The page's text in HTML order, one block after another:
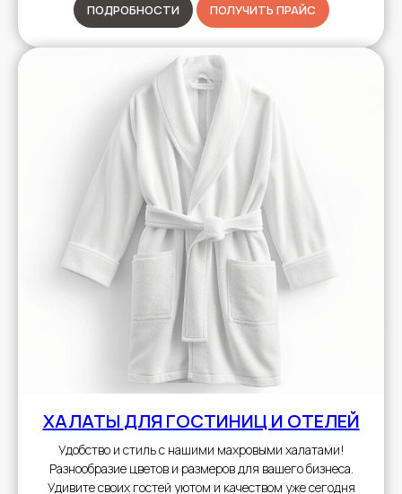
ПОДРОБНОСТИ ПОЛУЧИТЬ ПРАЙС
ХАЛАТЫ ДЛЯ ГОСТИНИЦ И ОТЕЛЕЙ
Удобство и стиль с нашими махровыми халатами!
Разнообразие цветов и размеров для вашего бизнеса.
Удивите своих гостей уютом и качеством уже сегодня